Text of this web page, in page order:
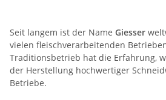
Seit langem ist der Name Giesser
vielen fleischverarbeitenden
Traditionsbetrieb hat die Erfahrung,
der Herstellung hochwertiger
Betriebe.